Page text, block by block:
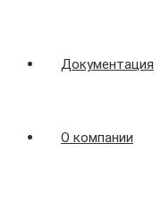
Документация
О компании